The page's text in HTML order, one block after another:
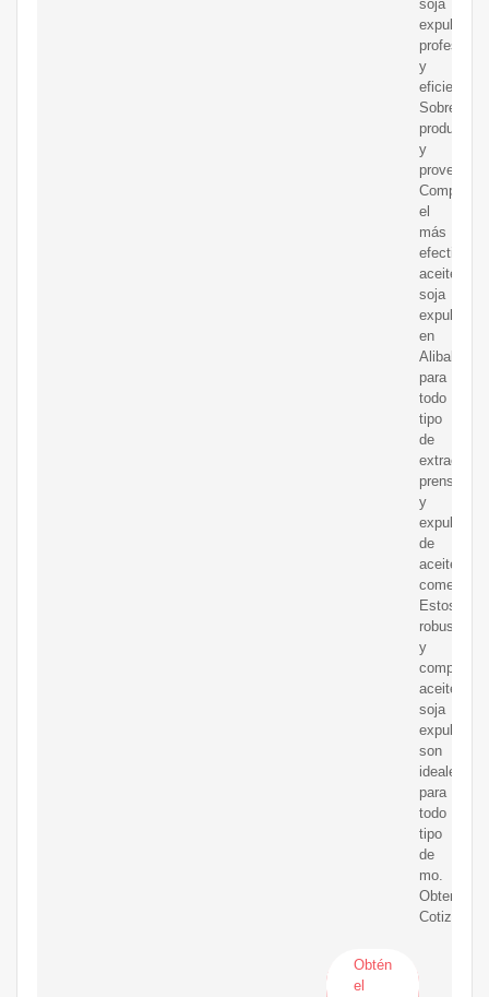
soja
expulsor
profesional
y
eficiente.
Sobre
producto
y
Compre
el
más
efectivo.
aceite
soja
expulsor
en
Alibaba
para
todo
tipo
de
extracción,
prensado
y
expulsión
de
aceite
comercial.
Estos
robustos
y
aceite
soja
expulsor
son
ideales
para
todo
tipo
de
mo.
Obtener
Cotización
Obtén
el